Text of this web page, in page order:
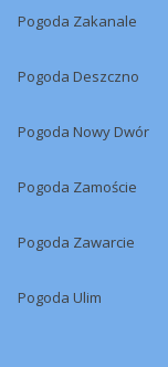
Pogoda Zakanale
Pogoda Deszczno
Pogoda Nowy Dwór
Pogoda Zamoście
Pogoda Zawarcie
Pogoda Ulim